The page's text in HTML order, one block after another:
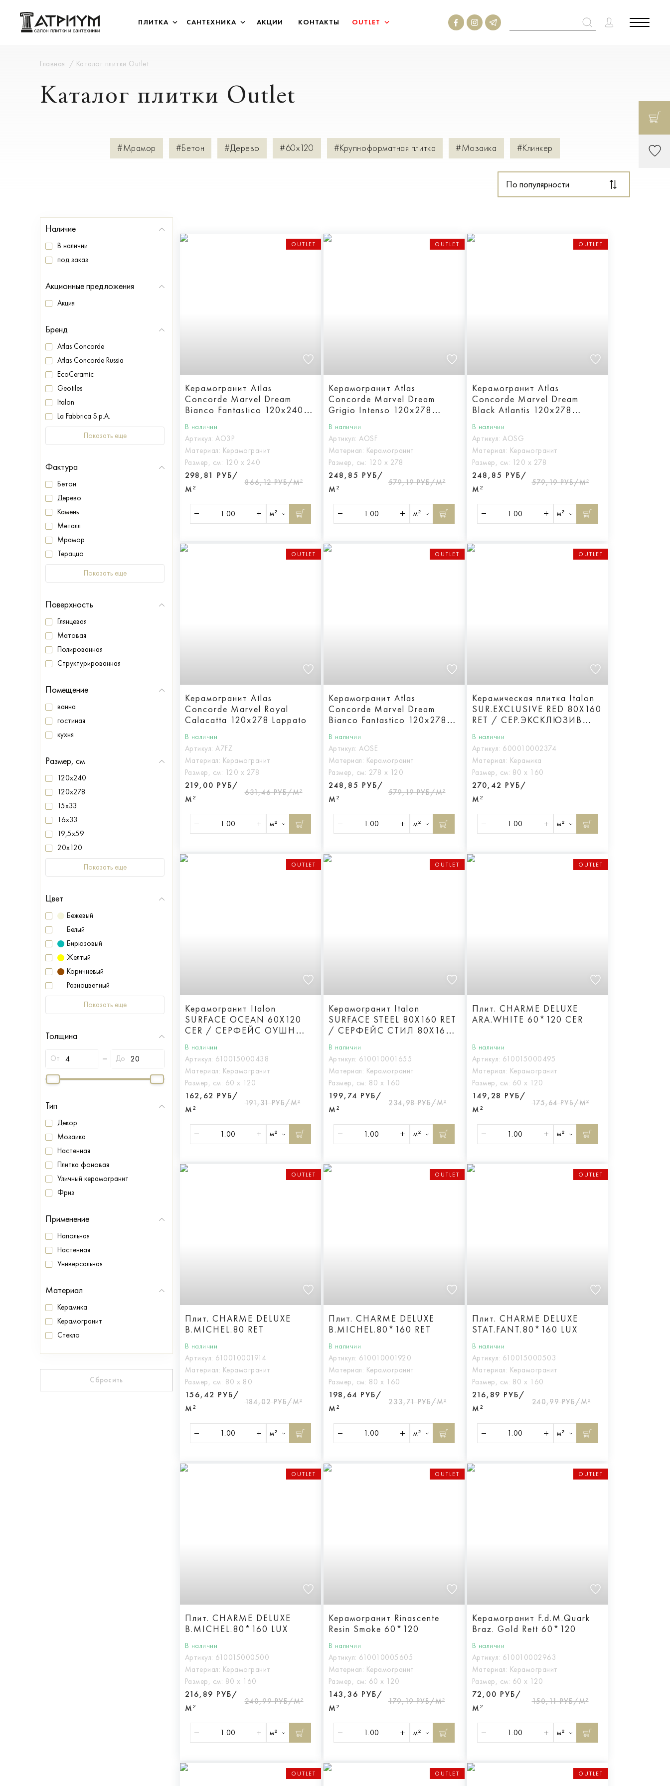
ПЛИТКА САНТЕХНИКА АКЦИИ КОНТАКТЫ OUTLET
Главная Каталог плитки Outlet
Каталог плитки Outlet
#Мрамор #Бетон #Дерево #60х120 #Крупноформатная плитка #Мозаика #Клинкер
По популярности
Наличие
В наличии
под заказ
Акционные предложения
Акция
Бренд
Atlas Concorde
Atlas Concorde Russia
EcoCeramic
Geotiles
Italon
La Fabbrica S.p.A.
Показать еще
Фактура
Бетон
Дерево
Камень
Металл
Мрамор
Тераццо
Показать еще
Поверхность
Глянцевая
Матовая
Полированная
Структурированная
Помещение
ванна
гостиная
кухня
Размер, см
120x240
120x278
15x33
16x33
19,5x59
20x120
Показать еще
Цвет
Бежевый
Белый
Бирюзовый
Желтый
Коричневый
Разноцветный
Показать еще
Толщина
От До
Тип
Декор
Мозаика
Настенная
Плитка фоновая
Уличный керамогранит
Фриз
Применение
Напольная
Настенная
Универсальная
Материал
Керамика
Керамогранит
Стекло
Сбросить
OUTLET
Керамогранит Atlas
Concorde Marvel Dream
Bianco Fantastico 120x240
В наличии
Артикул: AO3P
Материал: Керамогранит
Размер, см: 120 х 240
298,81 РУБ/
М²
866,12 РУБ/М²
м²
OUTLET
Керамогранит Atlas
Concorde Marvel Dream
Grigio Intenso 120x278
В наличии
Артикул: AOSF
Материал: Керамогранит
Размер, см: 120 х 278
248,85 РУБ/
М²
579,19 РУБ/М²
м²
OUTLET
Керамогранит Atlas
Concorde Marvel Dream
Black Atlantis 120x278
В наличии
Артикул: AOSG
Материал: Керамогранит
Размер, см: 120 х 278
248,85 РУБ/
М²
579,19 РУБ/М²
м²
OUTLET
Керамогранит Atlas
Concorde Marvel Royal
Calacatta 120x278 Lappato
В наличии
Артикул: A7FZ
Материал: Керамогранит
Размер, см: 120 х 278
219,00 РУБ/
М²
631,46 РУБ/М²
м²
OUTLET
Керамогранит Atlas
Concorde Marvel Dream
Bianco Fantastico 120x278
В наличии
Артикул: AOSE
Материал: Керамогранит
Размер, см: 278 х 120
248,85 РУБ/
М²
579,19 РУБ/М²
м²
OUTLET
Керамическая плитка Italon
SUR.EXCLUSIVE RED 80X160
RET / СЕР.ЭКСКЛЮЗИВ
Реттифицированная
В наличии
Артикул: 600010002374
Материал: Керамика
Размер, см: 80 х 160
270,42 РУБ/
М²
м²
OUTLET
Керамогранит Italon
SURFACE OCEAN 60X120
CER / СЕРФЕЙС ОУШН
В наличии
Артикул: 610015000438
Материал: Керамогранит
Размер, см: 60 х 120
162,62 РУБ/
М²
191,31 РУБ/М²
м²
OUTLET
Керамогранит Italon
SURFACE STEEL 80X160 RET
/ СЕРФЕЙС СТИЛ 80X160
В наличии
Артикул: 610010001655
Материал: Керамогранит
Размер, см: 80 х 160
199,74 РУБ/
М²
234,98 РУБ/М²
м²
OUTLET
Плит. CHARME DELUXE
ARA.WHITE 60*120 CER
В наличии
Артикул: 610015000495
Материал: Керамогранит
Размер, см: 60 х 120
149,28 РУБ/
М²
175,64 РУБ/М²
м²
OUTLET
Плит. CHARME DELUXE
B.MICHEL.80 RET
В наличии
Артикул: 610010001914
Материал: Керамогранит
Размер, см: 80 х 80
156,42 РУБ/
М²
184,02 РУБ/М²
м²
OUTLET
Плит. CHARME DELUXE
B.MICHEL.80*160 RET
В наличии
Артикул: 610010001920
Материал: Керамогранит
Размер, см: 80 х 160
198,64 РУБ/
М²
233,71 РУБ/М²
м²
OUTLET
Плит. CHARME DELUXE
STAT.FANT.80*160 LUX
В наличии
Артикул: 610015000503
Материал: Керамогранит
Размер, см: 80 х 160
216,89 РУБ/
М²
240,99 РУБ/М²
м²
OUTLET
Плит. CHARME DELUXE
B.MICHEL.80*160 LUX
В наличии
Артикул: 610015000500
Материал: Керамогранит
Размер, см: 80 х 160
216,89 РУБ/
М²
240,99 РУБ/М²
м²
OUTLET
Керамогранит Rinascente
Resin Smoke 60*120
В наличии
Артикул: 610010005605
Материал: Керамогранит
Размер, см: 60 х 120
143,36 РУБ/
М²
179,19 РУБ/М²
м²
OUTLET
Керамогранит F.d.M.Quark
Braz. Gold Rett 60*120
В наличии
Артикул: 610010002963
Материал: Керамогранит
Размер, см: 60 х 120
72,00 РУБ/
М²
150,11 РУБ/М²
м²
OUTLET OUTLET OUTLET